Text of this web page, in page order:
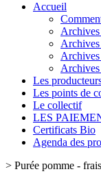
Accueil
Les
Les points de
Le collectif
LES
Certificats Bio
Agenda des
> Purée pomme -